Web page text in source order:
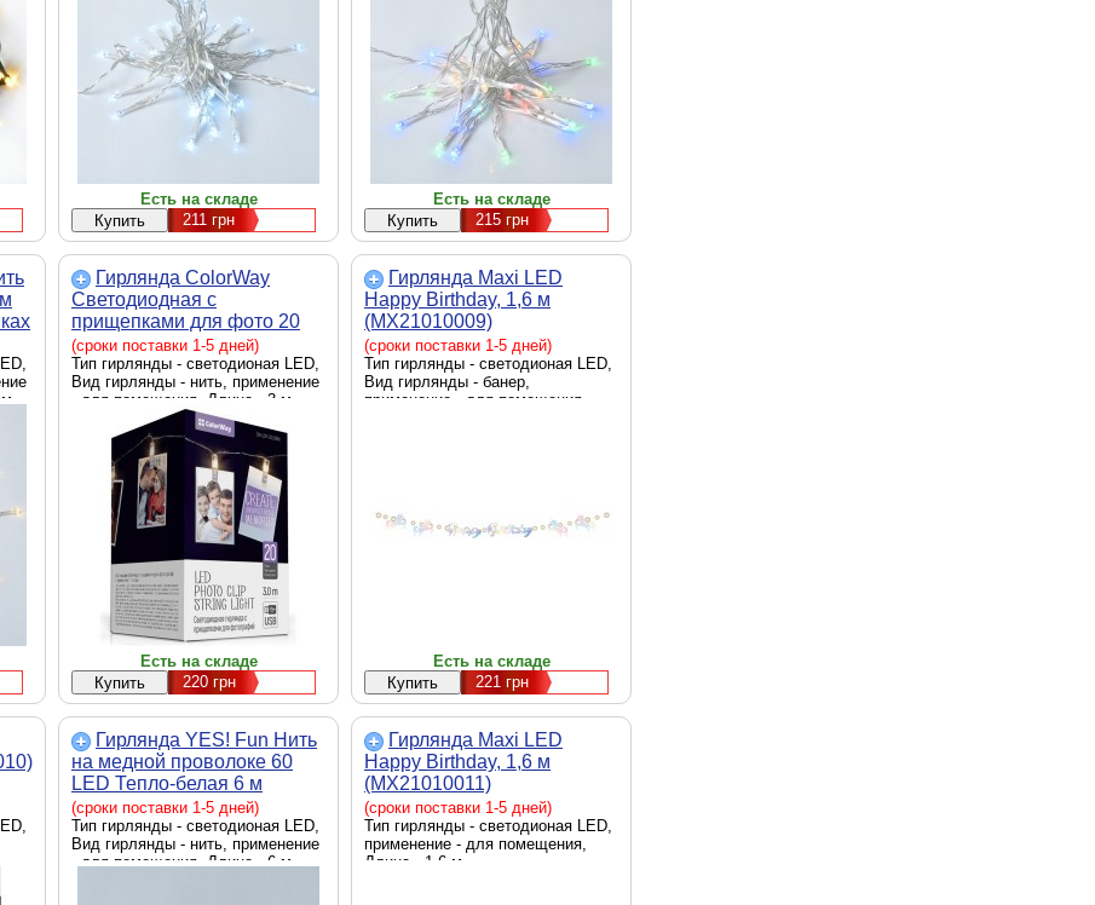
Есть на складе
211 грн
Есть на складе
215грн
м
Гирлянда ColorWay
Светодиодная с
прищепками для фото 20
LED/3M USB (CW-LCP-
20L30BU)
(сроки поставки 1-5 дней)
Тип гирлянды - светодионая LED,
Вид гирлянды - нить, применение
- для помещения, Длина - 3 м
Есть на складе
220грн
Гирлянда Maxi LED
Happy Birthday, 1,6 м
(MX21010009)
(сроки поставки 1-5 дней)
Тип гирлянды - светодионая LED,
Вид гирлянды - банер,
применение - для помещения,
Есть на складе
221грн
Гирлянда YES! Fun Нить
на медной проволоке 60
LED Тепло-белая 6 м
Статичная На батарейках
(975030)
(сроки поставки 1-5 дней)
Тип гирлянды - светодионая LED,
Вид гирлянды - нить, применение
- для помещения, Длина - 6 м
Гирлянда Maxi LED
Happy Birthday, 1,6 м
(MX21010011)
(сроки поставки 1-5 дней)
Тип гирлянды - светодионая LED,
применение - для помещения,
Длина - 1.6 м